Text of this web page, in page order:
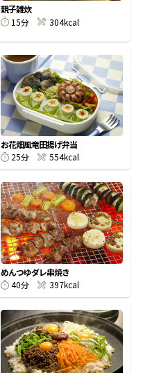
韓福善シリーズ
楽チン鍋®
親子雑炊
15分
304kcal
お花畑風竜田揚げ弁当
25分
554kcal
めんつゆダレ串焼き
40分
397kcal